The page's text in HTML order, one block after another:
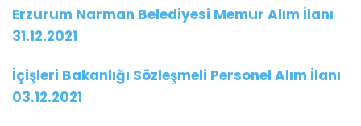
Erzurum Narman Belediyesi Memur Alım İlanı
31.12.2021
İçişleri Bakanlığı Sözleşmeli Personel Alım İlanı
03.12.2021